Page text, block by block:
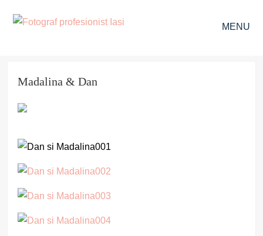
MENU
Madalina & Dan